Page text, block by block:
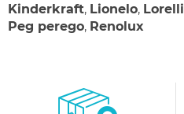
Kinderkraft, Lionelo, Lorelli
Peg perego, Renolux